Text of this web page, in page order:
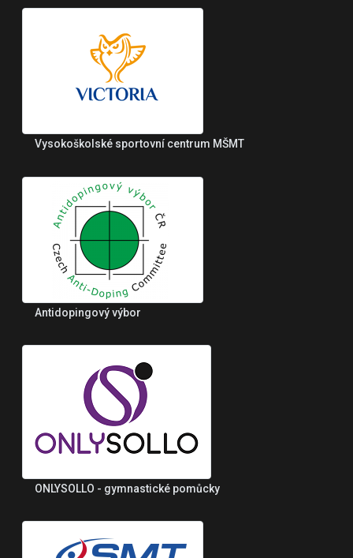
Vysokoškolské sportovní centrum MŠMT
Antidopingový výbor
ONLYSOLLO - gymnastické pomůcky